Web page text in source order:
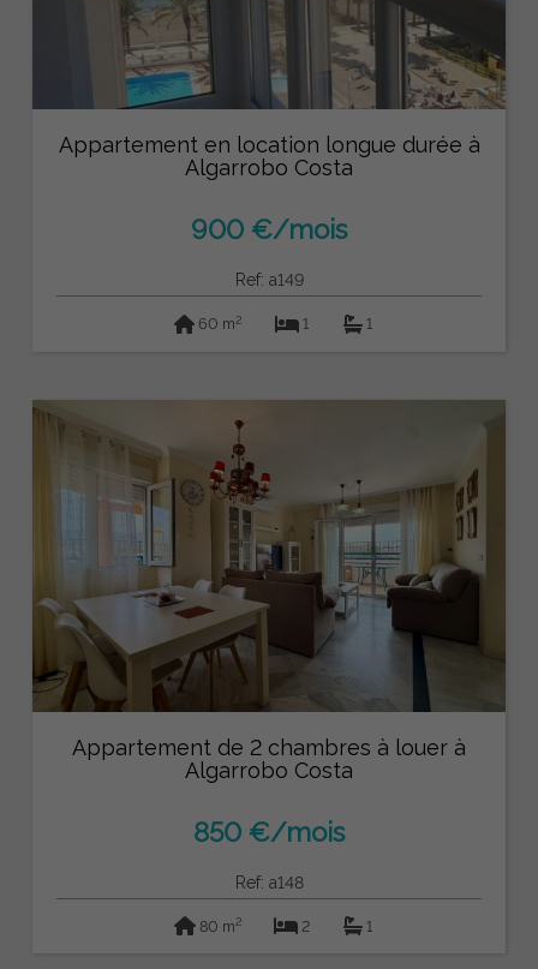
Appartement en location longue durée à
Algarrobo Costa
900 €/mois
Ref: a149
60 m2 1 1
Appartement de 2 chambres à louer à
Algarrobo Costa
850 €/mois
Ref: a148
80 m2 2 1